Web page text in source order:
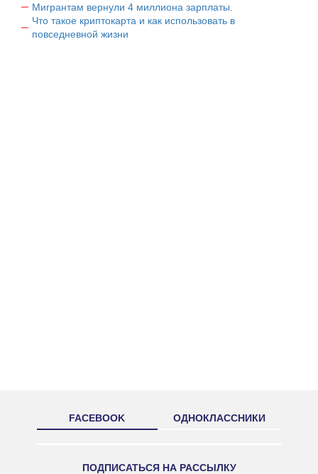
Мигрантам вернули 4 миллиона зарплаты.
Что такое криптокарта и как использовать в
повседневной жизни
FACEBOOK ОДНОКЛАССНИКИ
ПОДПИСАТЬСЯ НА РАССЫЛКУ